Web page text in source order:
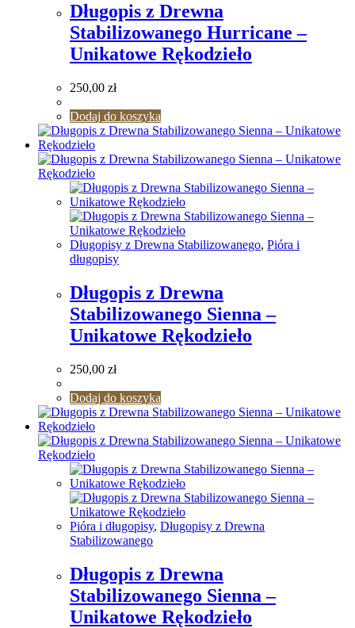
Długopis z Drewna
Stabilizowanego Hurricane –
Unikatowe Rękodzieło
250,00 zł
Dodaj do koszyka
Długopisy z Drewna Stabilizowanego, Pióra i
długopisy
Długopis z Drewna
Stabilizowanego Sienna –
Unikatowe Rękodzieło
250,00 zł
Dodaj do koszyka
Pióra i długopisy, Długopisy z Drewna
Stabilizowanego
Długopis z Drewna
Stabilizowanego Sienna –
Unikatowe Rękodzieło